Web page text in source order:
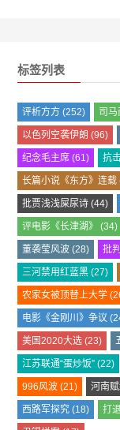
标签列表
评析方方 (252) 司
以色列空袭伊朗 (96)
纪念毛主席 (61) 抗
长篇小说《东方》连载
批贾浅浅屎尿诗 (44)
评电影《长津湖》 (34)
董袭莹风波 (28) 批
三河禁用红蓝黑 (27)
农家女被顶替上大学
电影《金刚川》争议
美国2020大选 (23)
江苏联通“蛋炒饭” (22)
996风波 (21) 河南
西路军探究 (18) 打